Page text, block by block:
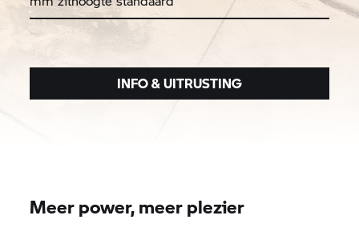
INFO & UITRUSTING
Meer power, meer plezier